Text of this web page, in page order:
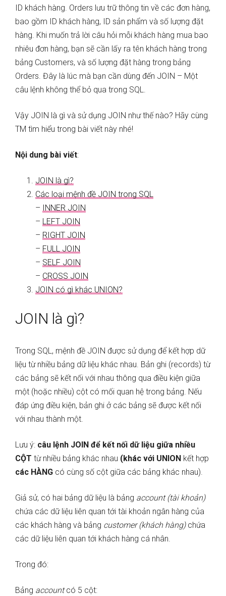
ID khách hàng. Orders lưu trữ thông tin về các đơn hàng,
bao gồm ID khách hàng, ID sản phẩm và số lượng đặt
hàng. Khi muốn trả lời câu hỏi mỗi khách hàng mua bao
nhiêu đơn hàng, bạn sẽ cần lấy ra tên khách hàng trong
bảng Customers, và số lượng đặt hàng trong bảng
Orders. Đây là lúc mà bạn cần dùng đến JOIN – Một
câu lệnh không thể bỏ qua trong SQL.
Vậy JOIN là gì và sử dụng JOIN như thế nào? Hãy cùng
TM tìm hiểu trong bài viết này nhé!
Nội dung bài viết:
JOIN là gì?
Các loại mệnh đề JOIN trong SQL
–
INNER JOIN
– LEFT JOIN
– RIGHT JOIN
– FULL JOIN
– SELF JOIN
– CROSS JOIN
JOIN có gì khác UNION?
JOIN là gì?
Trong SQL, mệnh đề JOIN được sử dụng để kết hợp dữ
liệu từ nhiều bảng dữ liệu khác nhau. Bản ghi (records) từ
các bảng sẽ kết nối với nhau thông qua điều kiện giữa
một (hoặc nhiều) cột có mối quan hệ trong bảng. Nếu
đáp ứng điều kiện, bản ghi ở các bảng sẽ được kết nối
với nhau thành một.
Lưu ý: câu lệnh JOIN để kết nối dữ liệu giữa nhiều
CỘT từ nhiều bảng khác nhau (khác với UNION kết hợp
các HÀNG có cùng số cột giữa các bảng khác nhau).
Giả sử, có hai bảng dữ liệu là bảng account (tài khoản)
chứa các dữ liệu liên quan tới tài khoản ngân hàng của
các khách hàng và bảng customer (khách hàng) chứa
các dữ liệu liên quan tới khách hàng cá nhân.
Trong đó:
Bảng accountcó 5 cột: